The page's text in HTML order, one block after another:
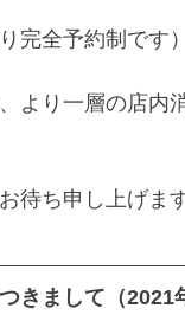
完全予約制です）
より一層の店内
待ち申し上げます
きまして（2021